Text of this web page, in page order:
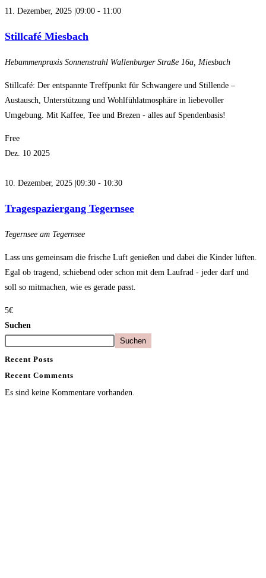
11. Dezember, 2025 |09:00 - 11:00
Stillcafé Miesbach
Hebammenpraxis Sonnenstrahl Wallenburger Straße 16a, Miesbach
Stillcafé: Der entspannte Treffpunkt für Schwangere und Stillende –
Austausch, Unterstützung und Wohlfühlatmosphäre in liebevoller
Umgebung. Mit Kaffee, Tee und Brezen - alles auf Spendenbasis!
Free
Dez. 10 2025
10. Dezember, 2025 |09:30 - 10:30
Tragespaziergang Tegernsee
Tegernsee am Tegernsee
Lass uns gemeinsam die frische Luft genießen und dabei die Kinder lüften.
Egal ob tragend, schiebend oder schon mit dem Laufrad - jeder darf und
soll so mitmachen, wie es gerade passt.
5€
Suchen
Suchen
Recent Posts
Recent Comments
Es sind keine Kommentare vorhanden.